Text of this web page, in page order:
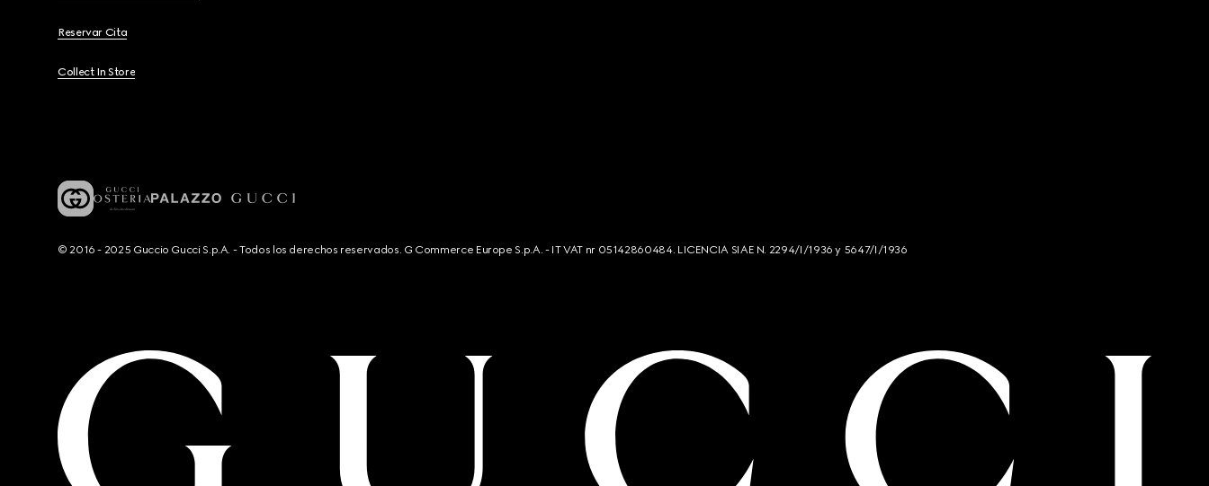
Reservar Cita
Collect In Store
© 2016 - 2025 Guccio Gucci S.p.A. - Todos los derechos reservados. G Commerce Europe S.p.A. - IT VAT nr 05142860484. LICENCIA SIAE N. 2294/I/1936 y 5647/I/1936